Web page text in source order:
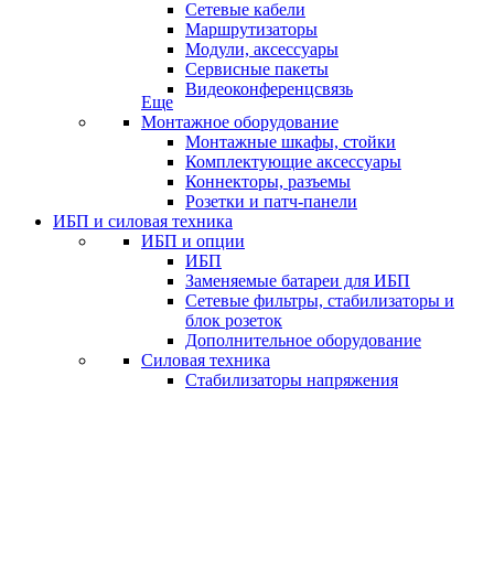
Сетевые кабели
Маршрутизаторы
Модули, аксессуары
Сервисные пакеты
Видеоконференцсвязь
Еще
Монтажное оборудование
Монтажные шкафы, стойки
Комплектующие аксессуары
Коннекторы, разъемы
Розетки и патч-панели
ИБП и силовая техника
ИБП и опции
ИБП
Заменяемые батареи для ИБП
Сетевые фильтры, стабилизаторы и
блок розеток
Дополнительное оборудование
Силовая техника
Стабилизаторы напряжения